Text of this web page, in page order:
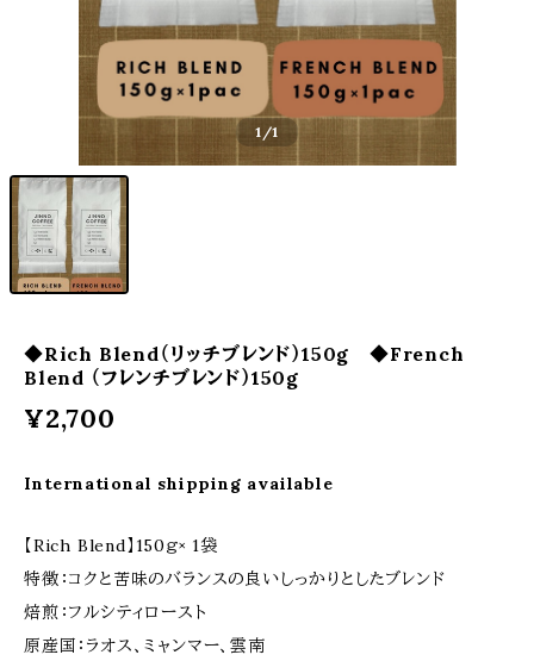
1 /1
◆Rich Blend（リッチブレンド）150g ◆French
Blend （フレンチブレンド）150g
¥2,700
International shipping available
【Rich Blend】150ｇ× 1袋
特徴：コクと苦味のバランスの良いしっかりとしたブレンド
焙煎：フルシティロースト
原産国：ラオス、ミャンマー、雲南